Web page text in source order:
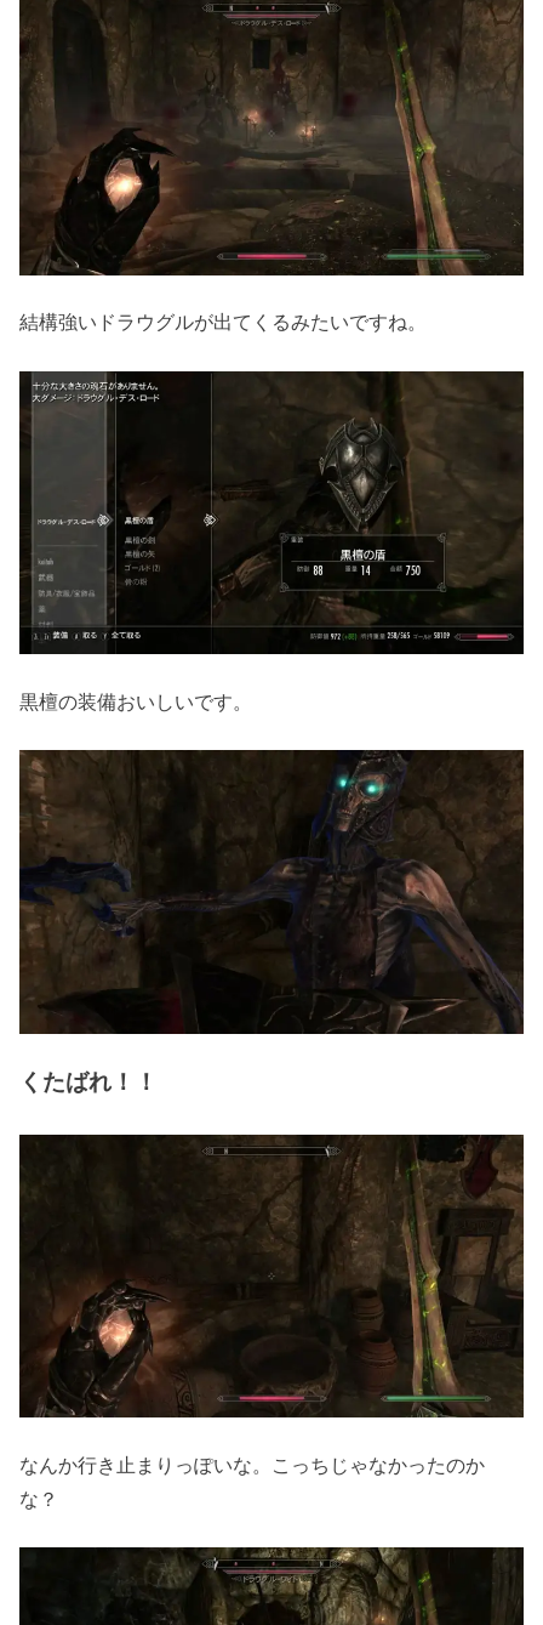
結構強いドラウグルが出てくるみたいですね。
黒檀の装備おいしいです。
くたばれ！！
なんか行き止まりっぽいな。こっちじゃなかったのか
な？